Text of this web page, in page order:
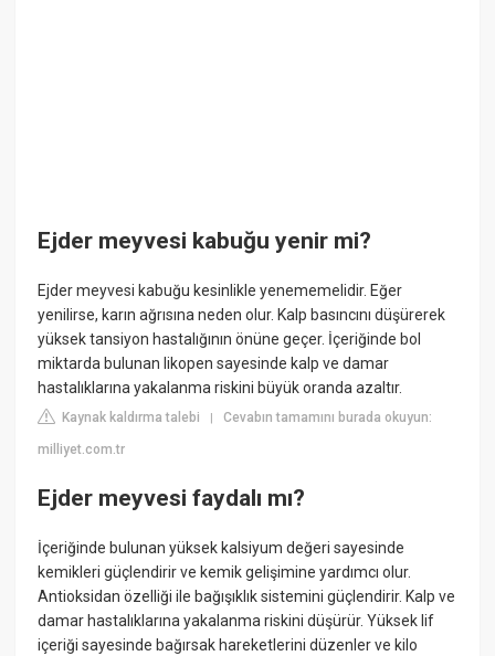
Ejder meyvesi kabuğu yenir mi?
Ejder meyvesi kabuğu kesinlikle yenememelidir. Eğer
yenilirse, karın ağrısına neden olur. Kalp basıncını düşürerek
yüksek tansiyon hastalığının önüne geçer. İçeriğinde bol
miktarda bulunan likopen sayesinde kalp ve damar
hastalıklarına yakalanma riskini büyük oranda azaltır.
Kaynak kaldırma talebi |Cevabın tamamını burada okuyun:
milliyet.com.tr
Ejder meyvesi faydalı mı?
İçeriğinde bulunan yüksek kalsiyum değeri sayesinde
kemikleri güçlendirir ve kemik gelişimine yardımcı olur.
Antioksidan özelliği ile bağışıklık sistemini güçlendirir. Kalp ve
damar hastalıklarına yakalanma riskini düşürür. Yüksek lif
içeriği sayesinde bağırsak hareketlerini düzenler ve kilo